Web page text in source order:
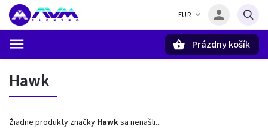
EUR
Prázdny košík
Hawk
Žiadne produkty značky Hawksa nenašli...